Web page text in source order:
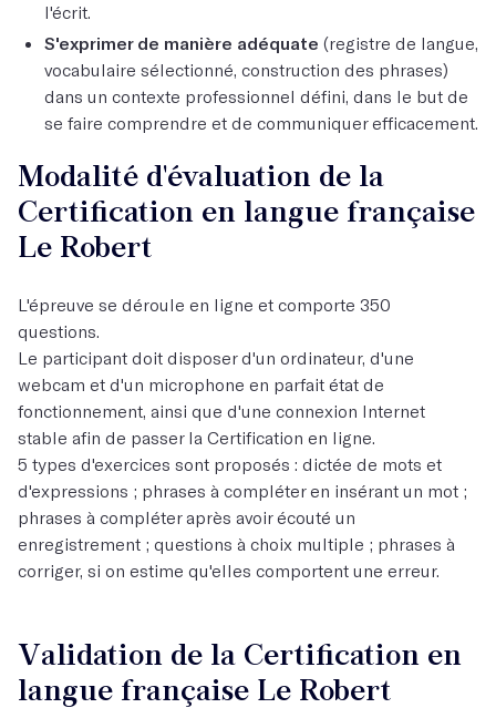
l'écrit.
S'exprimer de manière adéquate (registre de langue,
vocabulaire sélectionné, construction des phrases)
dans un contexte professionnel défini, dans le but de
se faire comprendre et de communiquer efficacement.
Modalité d'évaluation de la
Certification en langue française
Le Robert
L'épreuve se déroule en ligne et comporte 350
questions.
Le participant doit disposer d'un ordinateur, d'une
webcam et d'un microphone en parfait état de
fonctionnement, ainsi que d'une connexion Internet
stable afin de passer la Certification en ligne.
5 types d'exercices sont proposés : dictée de mots et
d'expressions ; phrases à compléter en insérant un mot ;
phrases à compléter après avoir écouté un
enregistrement ; questions à choix multiple ; phrases à
corriger, si on estime qu'elles comportent une erreur.
Validation de la Certification en
langue française Le Robert